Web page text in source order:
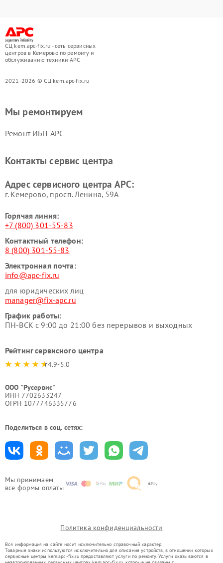
СЦ kem.apc-fix.ru - сеть сервисных
центров в Кемерово по ремонту и
обслуживанию техники APC
2021-2026 © СЦ kem.apc-fix.ru
Мы принимаем
все формы оплаты
Мы ремонтируем
Ремонт ИБП APC
Контакты сервис центра
Адрес сервисного центра APC:
г. Кемерово, просп. Ленина, 59А
Горячая линия:
+7 (800) 301-55-83
Контактный телефон:
8 (800) 301-55-83
Электронная почта:
info@apc-fix.ru
для юридических лиц
manager@fix-apc.ru
График работы:
ПН-ВСК с 9:00 до 21:00 без перерывов и выходных
Рейтинг сервисного центра
4.9-5.0
ООО "Русервис"
ИНН 7702633247
ОГРН 1077746335776
Поделиться в соц. сетях:
Политика конфиденциальности
Вся информация на сайте носит исключительно справочный характер.
Товарные знаки используются исключительно для описания устройств, в отношении которых
сервисные центры kem.apc-fix.ru предоставляют услуги по ремонту. Услуги оказываются в